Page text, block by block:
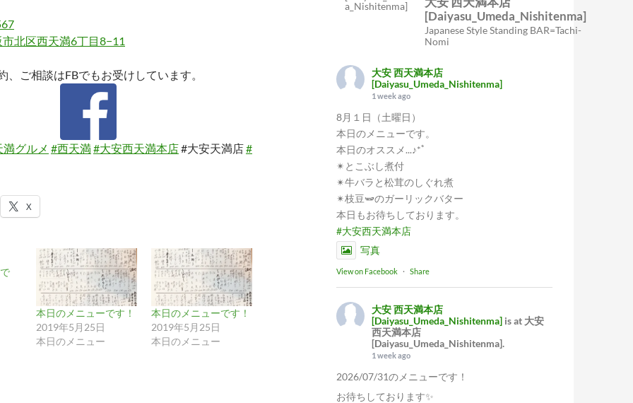
北区西天満6丁目8−11
、ご相談はFBでもお受けしています。
満グルメ #西天満#大安西天満本店#大安天満店#
X
本日のメニューです！
2019年5月25日
本日のメニュー
本日のメニューです！
2019年5月25日
本日のメニュー
[Daiyasu_Umeda_Nishitenma]
Japanese Style Standing BAR=Tachi-
Nomi
大安 西天満本店
[Daiyasu_Umeda_Nishitenma]
1 week ago
8月１日（土曜日）
本日のメニューです。
本日のオススメ...♪*ﾟ
✴︎とこぶし煮付
✴︎牛バラと松茸のしぐれ煮
✴︎枝豆🫛のガーリックバター
本日もお待ちしております。
#大安西天満本店
写真
View on Facebook · Share
大安 西天満本店
[Daiyasu_Umeda_Nishitenma] is at 大安
西天満本店
[Daiyasu_Umeda_Nishitenma].
1 week ago
2026/07/31のメニューです！
お待ちしております✨